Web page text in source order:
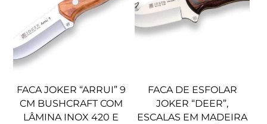
FACA JOKER “ARRUI” 9
CM BUSHCRAFT COM
LÂMINA INOX 420 E
FACA DE ESFOLAR
JOKER “DEER”,
ESCALAS EM MADEIRA